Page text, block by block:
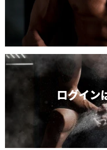
ログイン